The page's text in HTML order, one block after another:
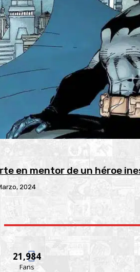
en mentor de un héroe
2024
21,984
Fans